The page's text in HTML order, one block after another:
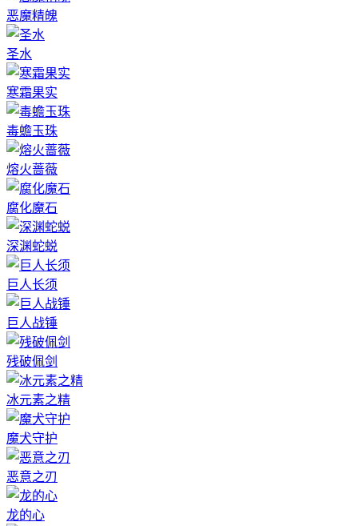
恶魔精魄
圣水
寒霜果实
毒蟾玉珠
熔火蔷薇
腐化魔石
深渊蛇蜕
巨人长须
巨人战锤
残破佩剑
冰元素之精
魔犬守护
恶意之刃
龙的心